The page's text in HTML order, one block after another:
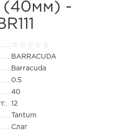
(40мм) -
BARRACUDA
Barracuda
0.5
40
12
Tantum
Слаг